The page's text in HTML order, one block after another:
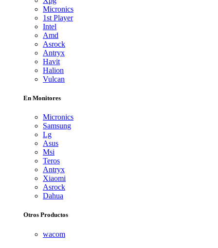
Micronics
1st Player
Intel
Amd
Asrock
Antryx
Havit
Halion
Vulcan
En Monitores
Micronics
Samsung
Lg
Asus
Msi
Teros
Antryx
Xiaomi
Asrock
Dahua
Otros Productos
wacom